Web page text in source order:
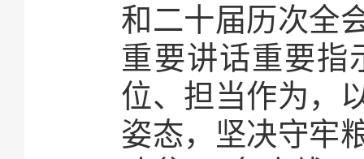
和二十届历次全
重要讲话重要指
位、担当作为，
姿态，坚决守牢